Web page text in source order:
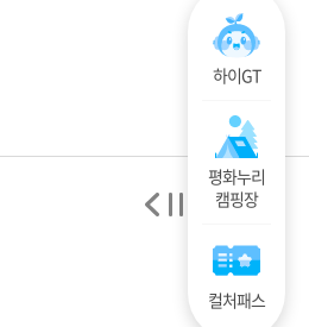
하이GT
평화누리
캠핑장
컬처패스